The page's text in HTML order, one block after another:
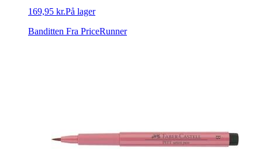
169,95 kr.På lager
Banditten Fra PriceRunner